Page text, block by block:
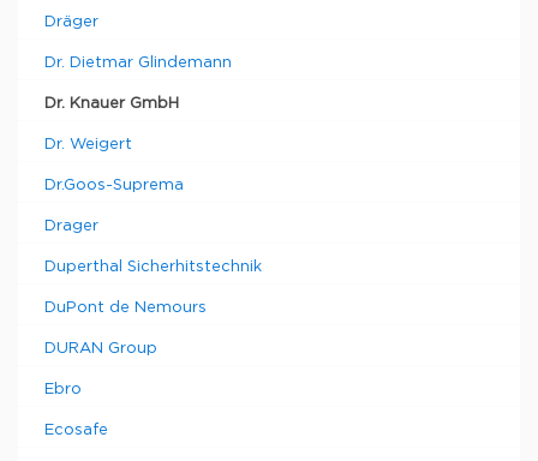
Dräger
Dr. Dietmar Glindemann
Dr. Knauer GmbH
Dr. Weigert
Dr.Goos-Suprema
Drager
Duperthal Sicherhitstechnik
DuPont de Nemours
DURAN Group
Ebro
Ecosafe